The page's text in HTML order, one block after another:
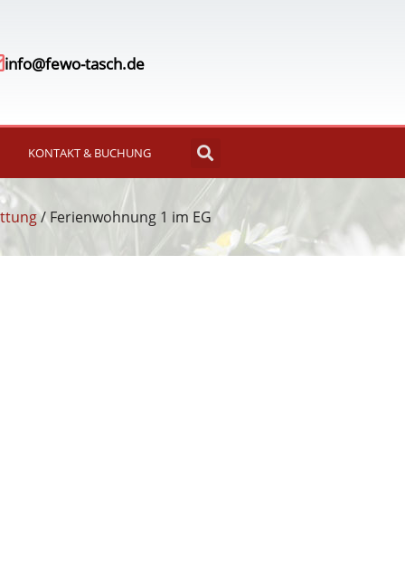
info@fewo-tasch.de
KONTAKT & BUCHUNG
/ Ferienwohnung 1 im EG